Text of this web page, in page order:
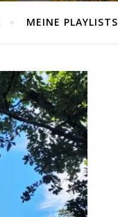
MEINE PLAYLISTS